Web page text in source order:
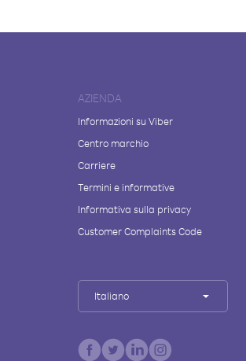
AZIENDA
Informazioni su Viber
Centro marchio
Carriere
Termini e informative
Informativa sulla privacy
Customer Complaints Code
Italiano